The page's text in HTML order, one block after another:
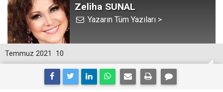
Zeliha SUNAL
Yazarın Tüm Yazıları >
10
Temmuz 2021